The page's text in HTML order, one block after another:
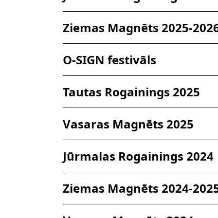
Ziemas Magnēts 2025-
O-SIGN festivāls
Tautas Rogainings 2025
Vasaras Magnēts 2025
Jūrmalas Rogainings 2024
Ziemas Magnēts 2024-